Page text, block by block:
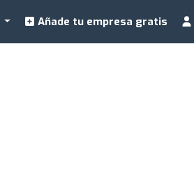
Añade tu empresa gratis